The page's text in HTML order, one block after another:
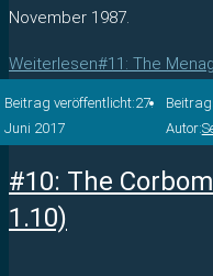
November 1987.
Weiterlesen#11: The
Beitrag veröffentlicht:27.
Juni 2017
Autor:
#10: The
1.10)